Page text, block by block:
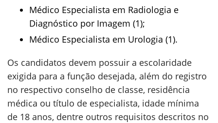
Médico Especialista em Radiologia e
Diagnóstico por Imagem (1);
Médico Especialista em Urologia (1).
Os candidatos devem possuir a escolaridade
exigida para a função desejada, além do registro
no respectivo conselho de classe, residência
médica ou título de especialista, idade mínima
de 18 anos, dentre outros requisitos descritos no